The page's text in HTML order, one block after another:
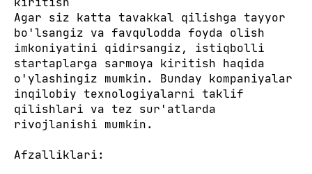
Agar siz katta tavakkal qilishga tayyor
bo'lsangiz va favqulodda foyda olish
imkoniyatini qidirsangiz, istiqbolli
startaplarga sarmoya kiritish haqida
o'ylashingiz mumkin. Bunday kompaniyalar
inqilobiy texnologiyalarni taklif
qilishlari va tez sur'atlarda
rivojlanishi mumkin.
Afzalliklari: